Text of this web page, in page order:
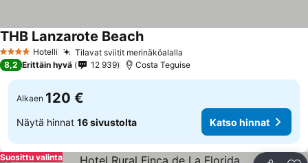
4 Tähtiluokitus
Hotelli Tilavat sviitit merinäköalalla
THB Lanzarote BeachKatso hinnat
8,2 Erittäin hyvä 12 939 Costa Teguise
Alkaen 120 €
Näytä hinnat 16 sivustolta Katso hinnat
Suosittu valinta